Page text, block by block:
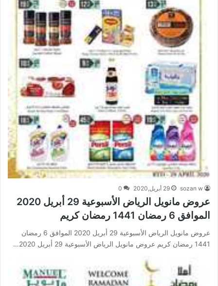
sozan w 29 أبريل,2020 0
عروض مانويل الرياض الأسبوعية 29 أبريل 2020
الموافق 6 رمضان 1441 رمضان كريم
عروض مانويل الرياض الأسبوعية 29 أبريل 2020 الموافق 6 رمضان
1441 رمضان كريم عروض مانويل الرياض الأسبوعية 29 أبريل 2020…